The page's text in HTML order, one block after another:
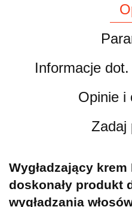
Informacje
Opinie i
Zadaj
Wygładzający
doskonały produkt
wygładzania